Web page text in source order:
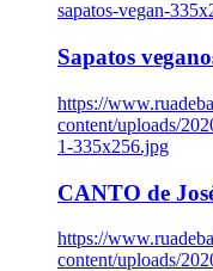
sapatos-vegan-
Sapatos
https://
content/uploads/
1-335x256.jpg
CANTO de
https://
content/uploads/